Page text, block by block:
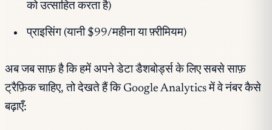
को उत्साहित करता है)
प्राइसिंग (यानी $99/महीना या फ़्रीमियम)
अब जब साफ़ है कि हमें अपने डेटा डैशबोर्ड्स के लिए सबसे साफ़
ट्रैफ़िक चाहिए, तो देखते हैं कि Google Analytics में वे नंबर कैसे
बढ़ाएँ: